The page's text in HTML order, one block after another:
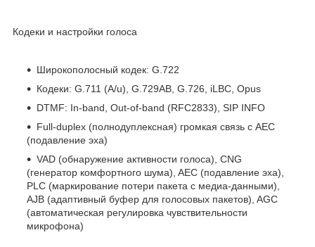
Кодеки и настройки голоса
Широкополосный кодек: G.722
Кодеки: G.711 (A/u), G.729AB, G.726, iLBC, Opus
DTMF: In-band, Out-of-band (RFC2833), SIP INFO
Full-duplex (полнодуплексная) громкая связь с AEC
(подавление эха)
VAD (обнаружение активности голоса), CNG
(генератор комфортного шума), AEC (подавление эха),
PLC (маркирование потери пакета с медиа-данными),
AJB (адаптивный буфер для голосовых пакетов), AGC
(автоматическая регулировка чувствительности
микрофона)